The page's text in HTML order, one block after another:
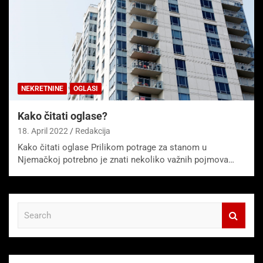
NEKRETNINE OGLASI
Kako čitati oglase?
18. April 2022 Redakcija
Kako čitati oglase Prilikom potrage za stanom u
Njemačkoj potrebno je znati nekoliko važnih pojmova…
c